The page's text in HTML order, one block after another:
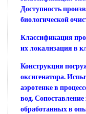
Доступность
биологической
Классификация
их локализация в
Конструкция
оксигенатора.
аэротенке в
вод.
обработанных в